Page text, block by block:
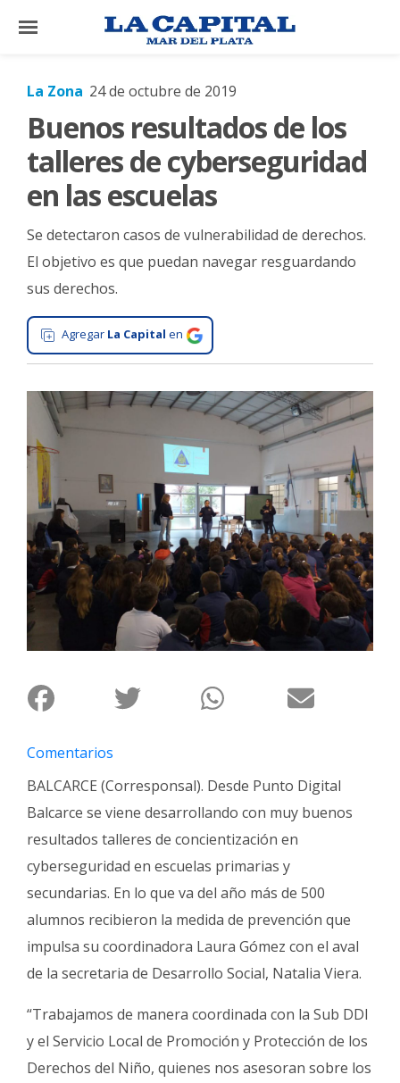
×
El
País
Mundo
La
Zona
Cultura
Tecnología
Gastronomía
Salud
Interés
General
La
Ciudad
Deportes
Arte
y
Espectáculos
Policiales
Fotos
Fúnebres
La Zona 24 de octubre de 2019
Buenos resultados de los
talleres de cyberseguridad
en las escuelas
Se detectaron casos de vulnerabilidad de derechos.
El objetivo es que puedan navegar resguardando
sus derechos.
Agregar La Capital en
Comentarios
BALCARCE (Corresponsal). Desde Punto Digital
Balcarce se viene desarrollando con muy buenos
resultados talleres de concientización en
cyberseguridad en escuelas primarias y
secundarias. En lo que va del año más de 500
alumnos recibieron la medida de prevención que
impulsa su coordinadora Laura Gómez con el aval
de la secretaria de Desarrollo Social, Natalia Viera.
“Trabajamos de manera coordinada con la Sub DDI
y el Servicio Local de Promoción y Protección de los
Derechos del Niño, quienes nos asesoran sobre los